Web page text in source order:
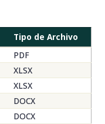
Tipo de Archivo
PDF
XLSX
XLSX
DOCX
DOCX